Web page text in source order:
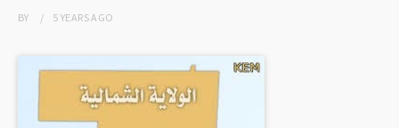
BY 5 YEARSAGO